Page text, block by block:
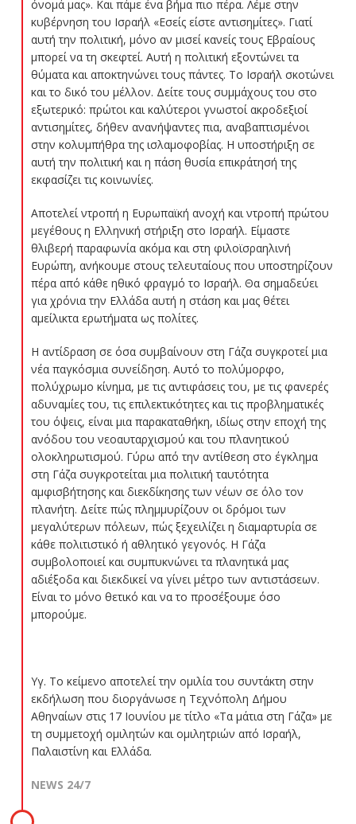
όνομά μας». Και πάμε ένα βήμα πιο πέρα. Λέμε στην
κυβέρνηση του Ισραήλ «Εσείς είστε αντισημίτες». Γιατί
αυτή την πολιτική, μόνο αν μισεί κανείς τους Εβραίους
μπορεί να τη σκεφτεί. Αυτή η πολιτική εξοντώνει τα
θύματα και αποκτηνώνει τους πάντες. Το Ισραήλ σκοτώνει
και το δικό του μέλλον. Δείτε τους συμμάχους του στο
εξωτερικό: πρώτοι και καλύτεροι γνωστοί ακροδεξιοί
αντισημίτες, δήθεν ανανήψαντες πια, αναβαπτισμένοι
στην κολυμπήθρα της ισλαμοφοβίας. Η υποστήριξη σε
αυτή την πολιτική και η πάση θυσία επικράτησή της
εκφασίζει τις κοινωνίες.
Αποτελεί ντροπή η Ευρωπαϊκή ανοχή και ντροπή πρώτου
μεγέθους η Ελληνική στήριξη στο Ισραήλ. Είμαστε
θλιβερή παραφωνία ακόμα και στη φιλοϊσραηλινή
Ευρώπη, ανήκουμε στους τελευταίους που υποστηρίζουν
πέρα από κάθε ηθικό φραγμό το Ισραήλ. Θα σημαδεύει
για χρόνια την Ελλάδα αυτή η στάση και μας θέτει
αμείλικτα ερωτήματα ως πολίτες.
Η αντίδραση σε όσα συμβαίνουν στη Γάζα συγκροτεί μια
νέα παγκόσμια συνείδηση. Αυτό το πολύμορφο,
πολύχρωμο κίνημα, με τις αντιφάσεις του, με τις φανερές
αδυναμίες του, τις επιλεκτικότητες και τις προβληματικές
του όψεις, είναι μια παρακαταθήκη, ιδίως στην εποχή της
ανόδου του νεοαυταρχισμού και του πλανητικού
ολοκληρωτισμού. Γύρω από την αντίθεση στο έγκλημα
στη Γάζα συγκροτείται μια πολιτική ταυτότητα
αμφισβήτησης και διεκδίκησης των νέων σε όλο τον
πλανήτη. Δείτε πώς πλημμυρίζουν οι δρόμοι των
μεγαλύτερων πόλεων, πώς ξεχειλίζει η διαμαρτυρία σε
κάθε πολιτιστικό ή αθλητικό γεγονός. Η Γάζα
συμβολοποιεί και συμπυκνώνει τα πλανητικά μας
αδιέξοδα και διεκδικεί να γίνει μέτρο των αντιστάσεων.
Είναι το μόνο θετικό και να το προσέξουμε όσο
μπορούμε.
Υγ. Το κείμενο αποτελεί την ομιλία του συντάκτη στην
εκδήλωση που διοργάνωσε η Τεχνόπολη Δήμου
Αθηναίων στις 17 Ιουνίου με τίτλο «Τα μάτια στη Γάζα» με
τη συμμετοχή ομιλητών και ομιλητριών από Ισραήλ,
Παλαιστίνη και Ελλάδα.
NEWS 24/7